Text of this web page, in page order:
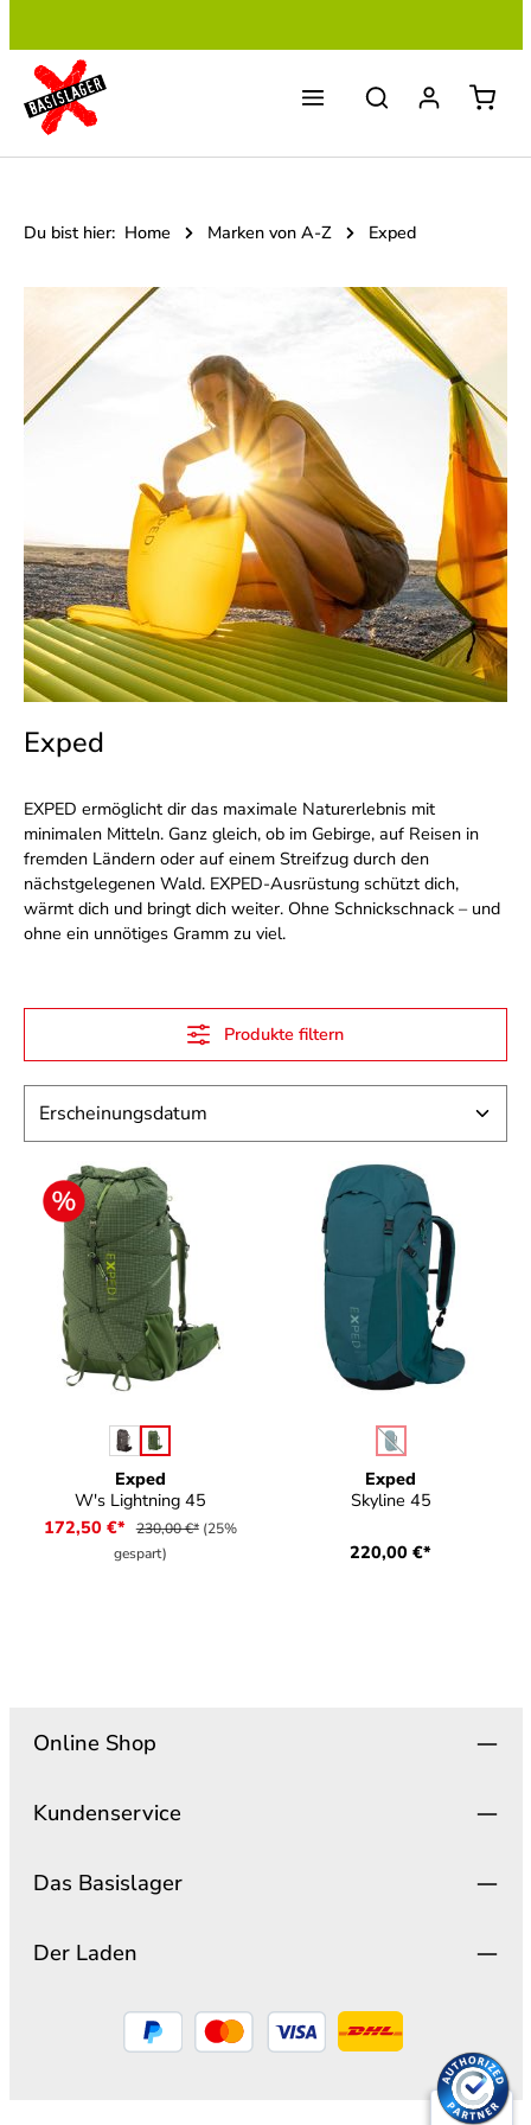
Du bist hier: Home Marken von A-Z Exped
Exped
EXPED ermöglicht dir das maximale Naturerlebnis mit
minimalen Mitteln. Ganz gleich, ob im Gebirge, auf Reisen in
fremden Ländern oder auf einem Streifzug durch den
nächstgelegenen Wald. EXPED-Ausrüstung schützt dich,
wärmt dich und bringt dich weiter. Ohne Schnickschnack – und
ohne ein unnötiges Gramm zu viel.
Produkte filtern
Exped
W's Lightning 45
auswählen
172,50 €* 230,00 €* (25%
gespart)
Exped
Skyline 45
Farbe(Diese Option ist
220,00 €*
Online Shop
Kundenservice
Das Basislager
Der Laden